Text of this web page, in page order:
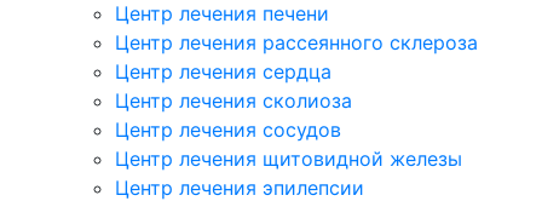
Центр лечения печени
Центр лечения рассеянного склероза
Центр лечения сердца
Центр лечения сколиоза
Центр лечения сосудов
Центр лечения щитовидной железы
Центр лечения эпилепсии